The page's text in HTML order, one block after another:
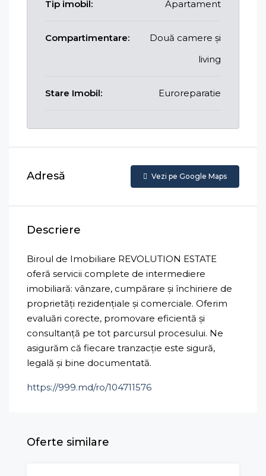
Tip imobil: Apartament
Compartimentare:
Două camere și
living
Stare Imobil: Euroreparatie
Adresă Vezi pe Google Maps
Descriere
Biroul de Imobiliare REVOLUTION ESTATE
oferă servicii complete de intermediere
imobiliară: vânzare, cumpărare și închiriere de
proprietăți rezidențiale și comerciale. Oferim
evaluări corecte, promovare eficientă și
consultanță pe tot parcursul procesului. Ne
asigurăm că fiecare tranzacție este sigură,
legală și bine documentată.
https://999.md/ro/104711576
Oferte similare